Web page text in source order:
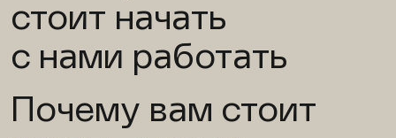
стоит начать
с нами работать
Почему вам стоит